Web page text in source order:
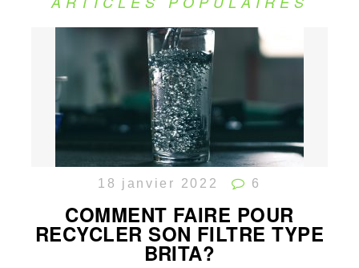
18 janvier 2022 6
COMMENT FAIRE POUR
RECYCLER SON FILTRE TYPE
BRITA?